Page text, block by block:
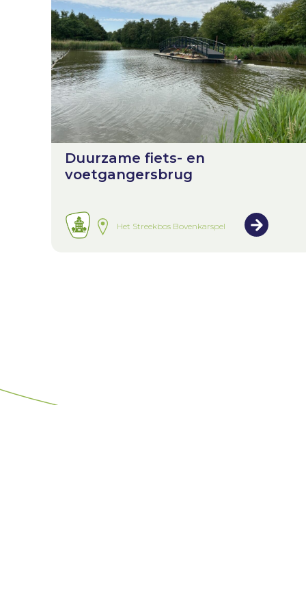
Duurzame fiets- en
voetgangersbrug
Het Streekbos Bovenkarspel